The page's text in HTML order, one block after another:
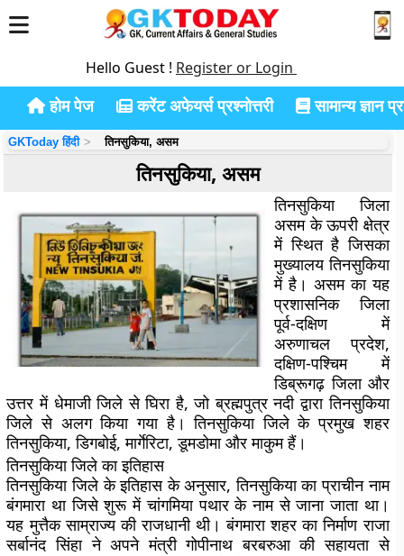
Hello Guest ! Register or Login
होम पेज करेंट अफेयर्स प्रश्नोत्तरी सामान्य ज्ञान
GKToday हिंदी तिनसुकिया, असम
तिनसुकिया, असम
तिनसुकिया जिला
असम के ऊपरी क्षेत्र
में स्थित है जिसका
मुख्यालय तिनसुकिया
में है। असम का यह
प्रशासनिक जिला
पूर्व-दक्षिण में
अरुणाचल प्रदेश,
दक्षिण-पश्चिम में
डिब्रूगढ़ जिला और
उत्तर में धेमाजी जिले से घिरा है, जो ब्रह्मपुत्र नदी द्वारा तिनसुकिया
जिले से अलग किया गया है। तिनसुकिया जिले के प्रमुख शहर
तिनसुकिया, डिगबोई, मार्गेरिटा, डूमडोमा और माकुम हैं।
तिनसुकिया जिले का इतिहास
तिनसुकिया जिले के इतिहास के अनुसार, तिनसुकिया का प्राचीन नाम
बंगमारा था जिसे शुरू में चांगमिया पथार के नाम से जाना जाता था।
यह मुत्तैक साम्राज्य की राजधानी थी। बंगमारा शहर का निर्माण राजा
सर्बानंद सिंहा ने अपने मंत्री गोपीनाथ बरबरुआ की सहायता से